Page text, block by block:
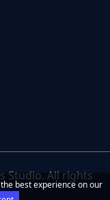
Studio. All rights
best experience on our